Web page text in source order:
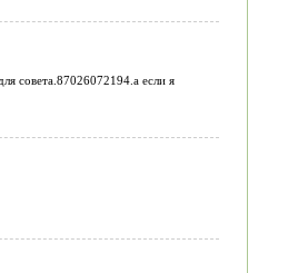
совета.87026072194.а если я